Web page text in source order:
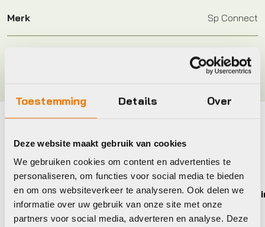
Toestemming Details Over
Deze website maakt gebruik van cookies
We gebruiken cookies om content en advertenties te
personaliseren, om functies voor social media te bieden
en om ons websiteverkeer te analyseren. Ook delen we
informatie over uw gebruik van onze site met onze
partners voor social media, adverteren en analyse. Deze
Merk Sp Connect
Maak je fiets compleet
Bekijk alle accessoires
Shokz